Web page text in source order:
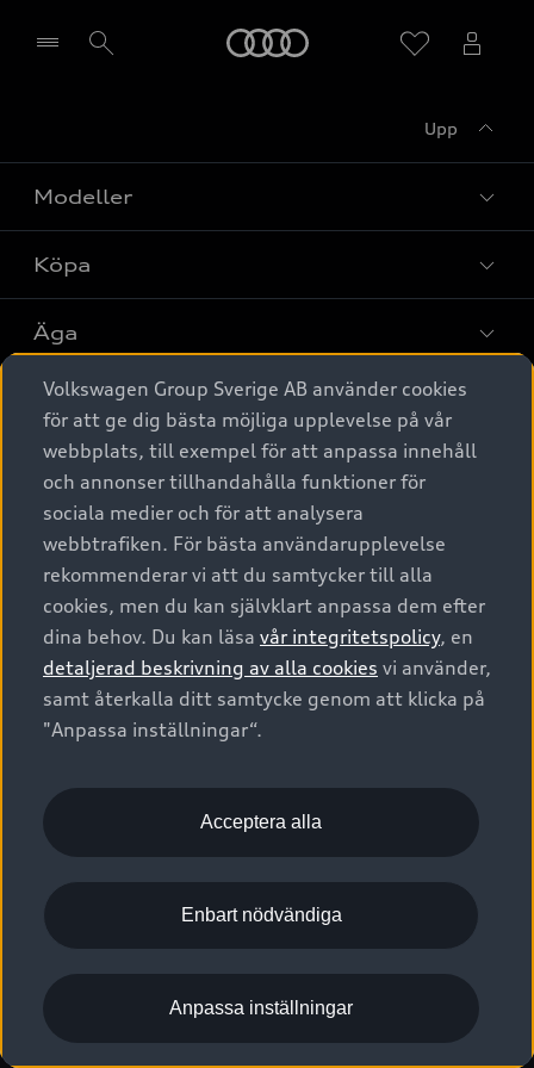
Upp
Modeller
Alla modeller
Elbilar
A6 modellerna
SUV
Avant
Audi Sport
Köpa
Privaterbjudanden
Privatleasing
Nya bilar i lager
Begagnade bilar i lager
Audi approved :plus - så gott som nya
Finansiering
Audi exclusive
Provkörning
Äga
Service & tillbehör
Audi digital services
Originaltillbehör - köp online
Garantier
Försäkring
Digitala manualer för din Audi
Audi Collection – livsstilsartiklar
Vanliga frågor
2G/3G nätet stängs ned - Hur påverkas min bil av detta?
Tjänstebil
Tjänstebil
Business lease online
Företagsleasing
Om Audi Sverige
Kontakta oss
Audi Återförsäljare/-serviceverkstad
myAudi
Pressmeddelanden
Nyhetsbrev
Vårt hållbarhetsarbete
Lediga tjänster huvudkontor
Lediga tjänster hos Audi Återförsäljare
Kommentar till mediauppgifter om dataläcka
© 2026 AUDI SVERIGE. All Rights Reserved.
Utgivare Juridiskt
Juridiskt Audi AG
Juridiskt Audi Digital Giveaway
Anpassa inställningar för cookies
Visselblåsarkanaler
Volkswagen Group Sverige AB använder cookies
för att ge dig bästa möjliga upplevelse på vår
webbplats, till exempel för att anpassa innehåll
och annonser tillhandahålla funktioner för
sociala medier och för att analysera
webbtrafiken. För bästa användarupplevelse
rekommenderar vi att du samtycker till alla
cookies, men du kan självklart anpassa dem efter
dina behov. Du kan läsa vår integritetspolicy, en
detaljerad beskrivning av alla cookies vi använder,
samt återkalla ditt samtycke genom att klicka på
"Anpassa inställningar“.
Acceptera alla
Enbart nödvändiga
Anpassa inställningar